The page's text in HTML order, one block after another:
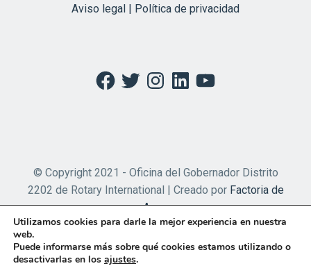
Aviso legal | Política de privacidad
Facebook
TwitterInstagramLinkedInYouTube
© Copyright 2021 - Oficina del Gobernador Distrito
2202 de Rotary International | Creado por Factoria de
Apps
Utilizamos cookies para darle la mejor experiencia en nuestra
web.
Puede informarse más sobre qué cookies estamos utilizando o
desactivarlas en los ajustes.